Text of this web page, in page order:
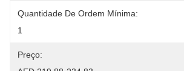
Quantidade De Ordem Mínima:
1
Preço: